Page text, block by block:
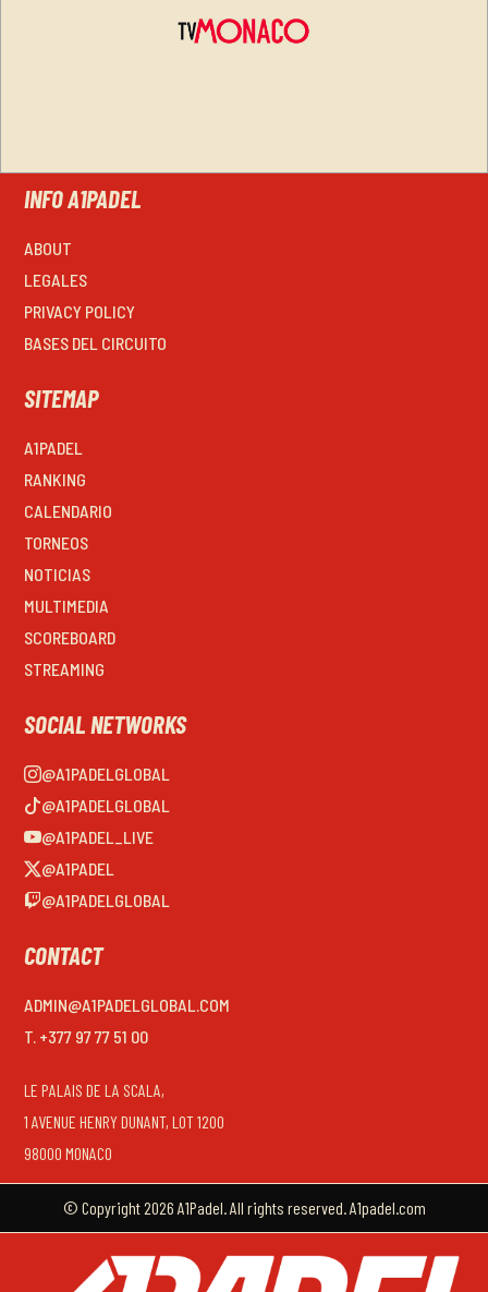
INFO A1PADEL
ABOUT
LEGALES
PRIVACY POLICY
BASES DEL CIRCUITO
SITEMAP
A1PADEL
RANKING
CALENDARIO
TORNEOS
NOTICIAS
MULTIMEDIA
SCOREBOARD
STREAMING
SOCIAL NETWORKS
@A1PADELGLOBAL
@A1PADELGLOBAL
@A1PADEL_LIVE
@A1PADEL
@A1PADELGLOBAL
CONTACT
ADMIN@A1PADELGLOBAL.COM
T. +377 97 77 51 00
LE PALAIS DE LA SCALA,
1 AVENUE HENRY DUNANT, LOT 1200
98000 MONACO
© Copyright 2026 A1Padel. All rights reserved. A1padel.com